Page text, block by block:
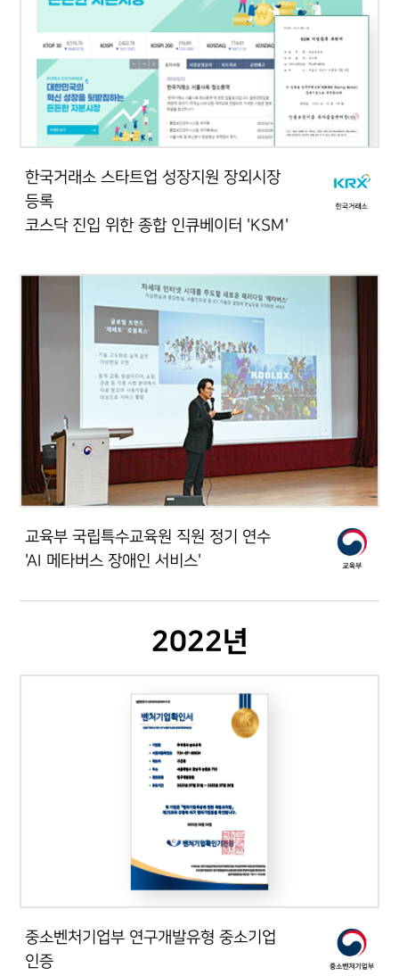
한국거래소 스타트업 성장지원 장외시장
등록
코스닥 진입 위한 종합 인큐베이터 'KSM'
교육부 국립특수교육원 직원 정기 연수
'AI 메타버스 장애인 서비스'
2022년
중소벤처기업부 연구개발유형 중소기업
인증